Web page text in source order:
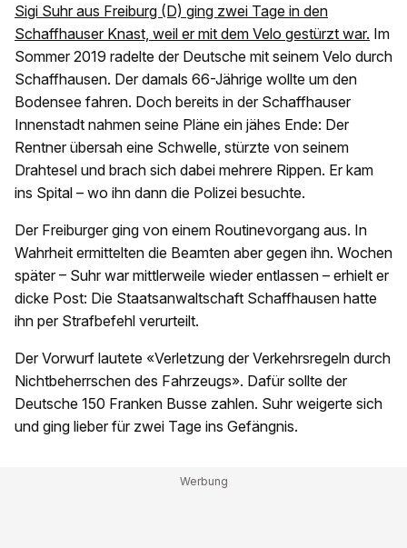
Sigi Suhr aus Freiburg (D) ging zwei Tage in den
Schaffhauser Knast, weil er mit dem Velo gestürzt war. Im
Sommer 2019 radelte der Deutsche mit seinem Velo durch
Schaffhausen. Der damals 66-Jährige wollte um den
Bodensee fahren. Doch bereits in der Schaffhauser
Innenstadt nahmen seine Pläne ein jähes Ende: Der
Rentner übersah eine Schwelle, stürzte von seinem
Drahtesel und brach sich dabei mehrere Rippen. Er kam
ins Spital – wo ihn dann die Polizei besuchte.
Der Freiburger ging von einem Routinevorgang aus. In
Wahrheit ermittelten die Beamten aber gegen ihn. Wochen
später – Suhr war mittlerweile wieder entlassen – erhielt er
dicke Post: Die Staatsanwaltschaft Schaffhausen hatte
ihn per Strafbefehl verurteilt.
Der Vorwurf lautete «Verletzung der Verkehrsregeln durch
Nichtbeherrschen des Fahrzeugs». Dafür sollte der
Deutsche 150 Franken Busse zahlen. Suhr weigerte sich
und ging lieber für zwei Tage ins Gefängnis.